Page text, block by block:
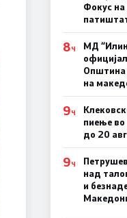
Фокус на
8Ч
МД
Општина
на
9Ч
пиење во
до 20
9Ч
над
и